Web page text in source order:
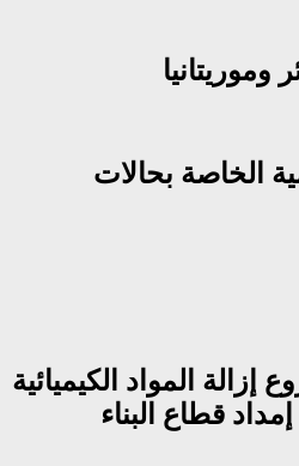
الخاصة بحالات
إزالة المواد الكيميائية
قطاع البناء